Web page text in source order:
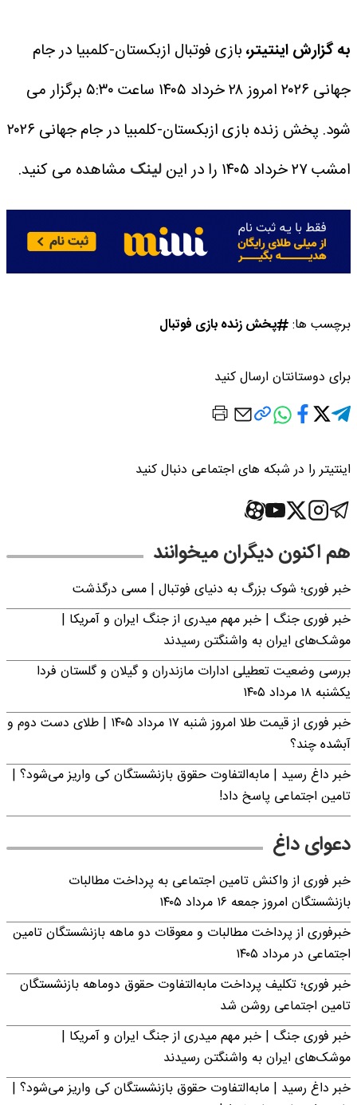
به گزارش اینتیتر،بازی فوتبال ازبکستان-کلمبیا در جام
جهانی ۲۰۲۶ امروز ۲۸ خرداد ۱۴۰۵ ساعت ۵:۳۰ برگزار می
شود.
پخش زنده بازی ازبکستان-کلمبیا در جام جهانی ۲۰۲۶
امشب ۲۷ خرداد ۱۴۰۵ را در این
لینک مشاهده می کنید.
برچسب ها: پخش زنده بازی فوتبال
برای دوستانتان ارسال کنید
اینتیتر را در شبکه های اجتماعی دنبال کنید
هم اکنون دیگران میخوانند
خبر فوری؛‌ شوک بزرگ به دنیای فوتبال | مسی درگذشت
خبر فوری جنگ | خبر مهم میدری از جنگ ایران و آمریکا |
موشک‌های ایران به واشنگتن رسیدند
بررسی وضعیت تعطیلی ادارات مازندران و گیلان و گلستان فردا
یکشنبه ۱۸ مرداد ۱۴۰۵
خبر فوری از قیمت طلا امروز شنبه ۱۷ مرداد ۱۴۰۵ | طلای دست دوم و
آبشده چند؟
خبر داغ رسید | مابه‌التفاوت حقوق بازنشستگان کی واریز می‌شود؟ |
تامین اجتماعی پاسخ داد!
دعوای داغ
خبر فوری از واکنش تامین اجتماعی به پرداخت مطالبات
بازنشستگان امروز جمعه ۱۶ مرداد ۱۴۰۵
خبرفوری از پرداخت مطالبات و معوقات دو ماهه بازنشستگان تامین
اجتماعی در مرداد ۱۴۰۵
خبر فوری؛ تکلیف پرداخت مابه‌التفاوت حقوق دوماهه بازنشستگان
تامین اجتماعی روشن شد
خبر فوری جنگ | خبر مهم میدری از جنگ ایران و آمریکا |
موشک‌های ایران به واشنگتن رسیدند
خبر داغ رسید | مابه‌التفاوت حقوق بازنشستگان کی واریز می‌شود؟ |